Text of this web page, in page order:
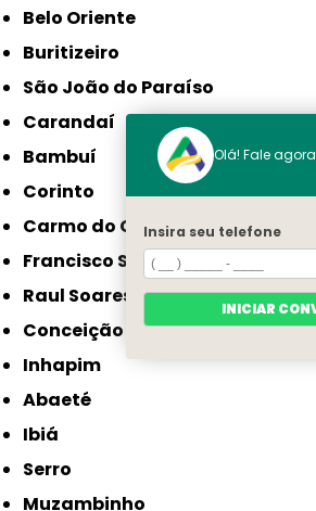
Belo Oriente
Buritizeiro
São João do Paraíso
Carandaí
Bambuí
Corinto
Carmo do Cajuru
Francisco Sá
Raul Soares
Conceição do Mato Dentro
Inhapim
Abaeté
Ibiá
Serro
Muzambinho
Olá! Fale
Insira seu telefone
INICIAR